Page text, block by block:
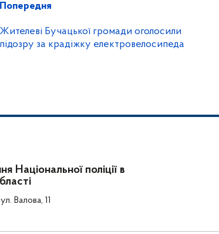
Попередня
Жителеві Бучацької громади оголосили
підозру за крадіжку електровелосипеда
Національної поліції в
Валова, 11